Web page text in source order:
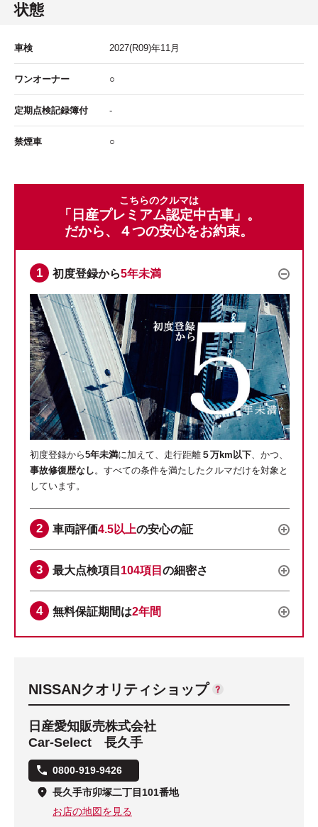
状態
車検 2027(R09)年11月
ワンオーナー ○
定期点検記録簿付 -
禁煙車 ○
こちらのクルマは
「日産プレミアム認定中古車」。
だから、４つの安心をお約束。
初度登録から5年未満
初度登録から5年未満に加えて、走行距離 ５万km以下、かつ、
事故修復歴なし。すべての条件を満たしたクルマだけを対象と
しています。
車両評価4.5以上の安心の証
最大点検項目 104項目 の細密さ
無料保証期間は2年間
NISSANクオリティショップ
日産愛知販売株式会社
Car-Select 長久手
0800-919-9426
長久手市卯塚二丁目101番地
お店の地図を見る